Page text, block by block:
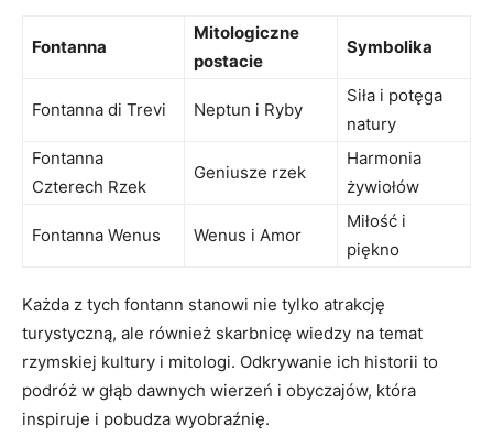
Fontanna
Mitologiczne
postacie
Symbolika
Fontanna di Trevi Neptun i Ryby
Siła i potęga
natury
Fontanna
Czterech Rzek
Geniusze rzek
Harmonia
żywiołów
Fontanna Wenus Wenus i Amor
Miłość i
piękno
Każda z tych fontann stanowi nie tylko atrakcję
turystyczną, ale również skarbnicę wiedzy na temat
rzymskiej kultury i mitologi. Odkrywanie ich historii to
podróż w głąb dawnych wierzeń i obyczajów, która
inspiruje i pobudza wyobraźnię.